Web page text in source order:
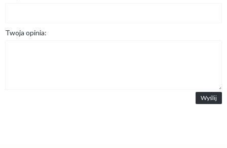
Twoja opinia:
Wyślij